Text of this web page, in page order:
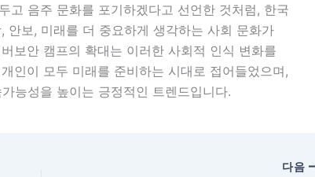
고 음주 문화를 포기하겠다고 선언한 것처럼, 한국
안보, 미래를 더 중요하게 생각하는 사회 문화가
보안 캠프의 확대는 이러한 사회적 인식 변화를
인이 모두 미래를 준비하는 시대로 접어들었으며,
능성을 높이는 긍정적인 트렌드입니다.
다음